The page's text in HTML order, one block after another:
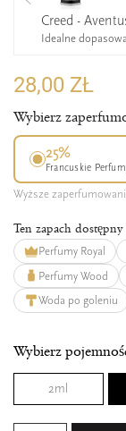
Creed -
Idealne
28,00 ZŁ
Wybierz
25%
Francuskie
Wyższe
Ten zapach
Perfumy Royal
Perfumy Wood
Woda po goleniu
Wybierz
2ml